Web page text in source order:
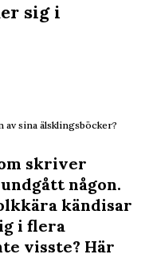
sig i
av sina älsklingsböcker?
skriver
någon.
kändisar
i flera
visste? Här